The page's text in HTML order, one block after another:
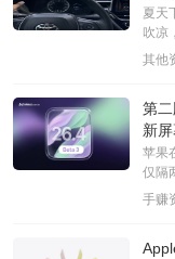
夏天
吹凉
其他
第
新
苹果
仅隔
手赚